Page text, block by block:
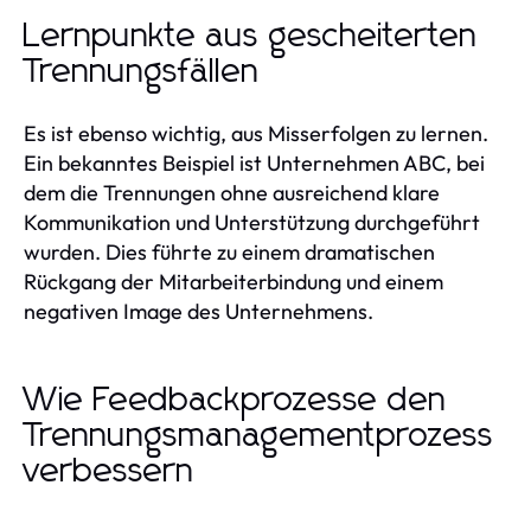
Lernpunkte aus gescheiterten
Trennungsfällen
Es ist ebenso wichtig, aus Misserfolgen zu lernen.
Ein bekanntes Beispiel ist Unternehmen ABC, bei
dem die Trennungen ohne ausreichend klare
Kommunikation und Unterstützung durchgeführt
wurden. Dies führte zu einem dramatischen
Rückgang der Mitarbeiterbindung und einem
negativen Image des Unternehmens.
Wie Feedbackprozesse den
Trennungsmanagementprozess
verbessern